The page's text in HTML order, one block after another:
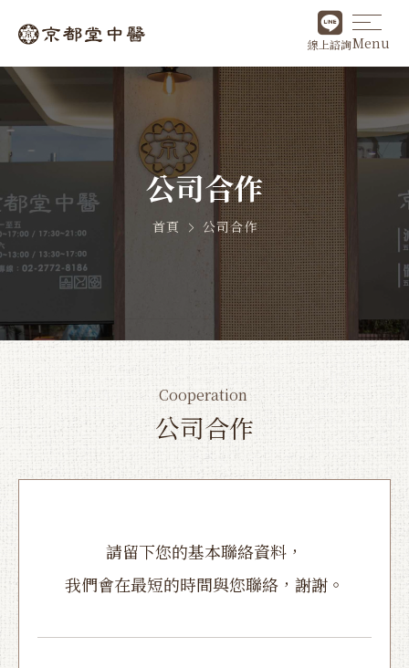
線上諮詢Menu
公司合作
首頁 公司合作
公司合作
Cooperation
請留下您的基本聯絡資料，
我們會在最短的時間與您聯絡，謝謝。